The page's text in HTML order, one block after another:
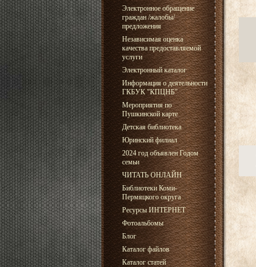
Электронное обращение
граждан /жалобы/
предложения
Независимая оценка
качества предоставляемой
услуги
Электронный каталог
Информация о деятельности
ГКБУК "КПЦНБ"
Мероприятия по
Пушкинской карте
Детская библиотека
Юринский филиал
2024 год объявлен Годом
семьи
ЧИТАТЬ ОНЛАЙН
Библиотеки Коми-
Пермяцкого округа
Ресурсы ИНТЕРНЕТ
Фотоальбомы
Блог
Каталог файлов
Каталог статей